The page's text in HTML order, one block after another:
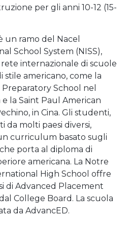
per gli anni 10-12 (15-
un ramo del Nacel
School System (NISS),
internazionale di scuole
stile americano, come la
School nel
e la Saint Paul American
in Cina. Gli studenti,
da molti paesi diversi,
curriculum basato sugli
porta al diploma di
americana. La Notre
High School offre
di Advanced Placement
College Board. La scuola
da AdvancED.